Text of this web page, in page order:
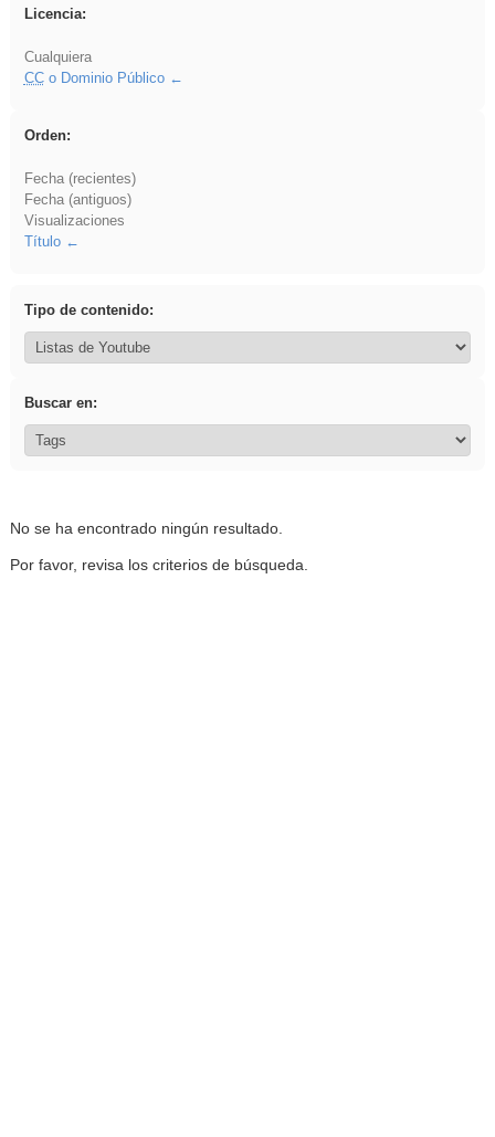
Licencia:
Cualquiera
CCo Dominio Público
Orden:
Fecha (recientes)
Fecha (antiguos)
Visualizaciones
Título
Tipo de contenido:
Buscar en:
No se ha encontrado ningún resultado.
Por favor, revisa los criterios de búsqueda.